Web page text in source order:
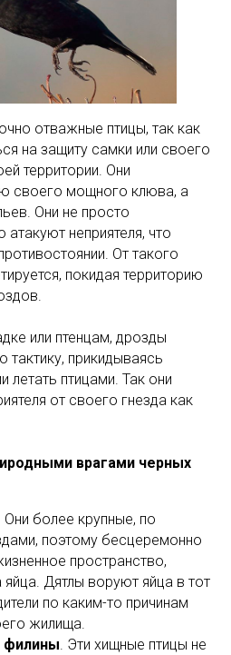
отважные птицы, так как
на защиту самки или своего
территории. Они
своего мощного клюва, а
Они не просто
неприятеля, что
От такого
покидая территорию
или птенцам, дрозды
прикидываясь
птицами. Так они
от своего гнезда как
врагами черных
. Они более крупные, по
поэтому бесцеремонно
пространство,
яйца. Дятлы воруют яйца в тот
по каким-то причинам
жилища.
филины . Эти хищные птицы не